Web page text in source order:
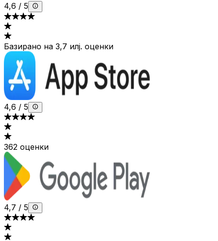
4,6 / 5
Базирано на 3,7 илј. оценки
4,6 / 5
362 оценки
4,7 / 5